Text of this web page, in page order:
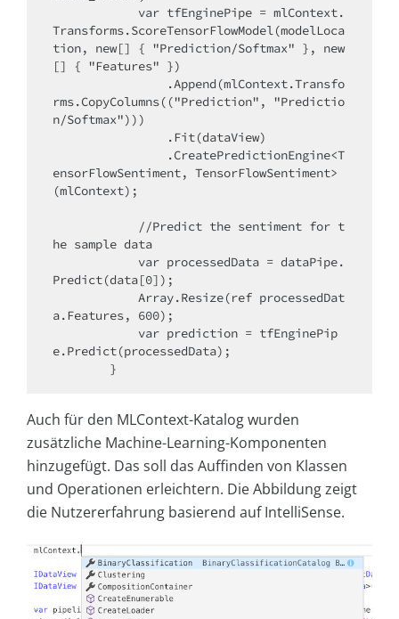
Transforms.ScoreTensorFlowModel(modelLoca
tion, new[] { "Prediction/Softmax" }, new
[] { "Features" })
rms.CopyColumns(("Prediction", "Predictio
n/Softmax")))
ensorFlowSentiment, TensorFlowSentiment>
(mlContext);
he sample data
Predict(data[0]);
a.Features, 600);
e.Predict(processedData);
Auch für den MLContext-Katalog wurden
zusätzliche Machine-Learning-Komponenten
hinzugefügt. Das soll das Auffinden von Klassen
und Operationen erleichtern. Die Abbildung zeigt
die Nutzererfahrung basierend auf IntelliSense.